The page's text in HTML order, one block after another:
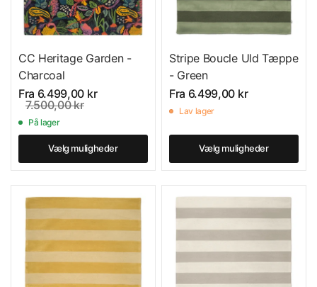
CC Heritage Garden -
Charcoal
Fra 6.499,00 kr
7.500,00 kr
På lager
Vælg muligheder
Stripe Boucle Uld Tæppe
- Green
Fra 6.499,00 kr
Lav lager
Vælg muligheder